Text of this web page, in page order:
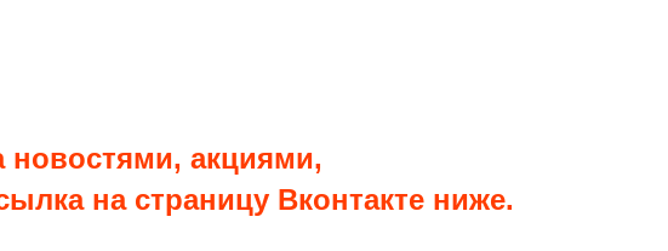
новостями, акциями,
на страницу Вконтакте ниже.